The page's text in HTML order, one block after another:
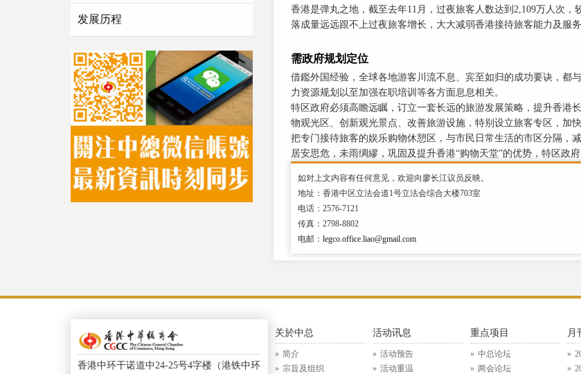
发展历程
香港是弹丸之地，截至去年11月，过夜旅客人数达到2,109万人次
落成量远远跟不上过夜旅客增长，大大减弱香港接待旅客能力及服务
需政府规划定位
借鑑外国经验，全球各地游客川流不息、宾至如归的成功要诀，都
力资源规划以至加强在职培训等各方面息息相关。
特区政府必须高瞻远瞩，订立一套长远的旅游发展策略，提升香港
物观光区、创新观光景点、改善旅游设施，特别设立旅客专区，加
把专门接待旅客的娱乐购物休憩区，与市民日常生活的市区分隔，
居安思危，未雨绸繆，巩固及提升香港“购物天堂”的优势，特区政府
如对上文内容有任何意见，欢迎向廖长江议员反映。
地址：香港中区立法会道1号立法会综合大楼703室
电话：2576-7121
传真：2798-8802
电邮： legco.office.liao@gmail.com
香港中环干诺道中24-25号4字楼（港铁中环
关於中总
简介
宗旨及组织
活动讯息
活动预告
活动重温
重点项目
中总论坛
两会论坛
月